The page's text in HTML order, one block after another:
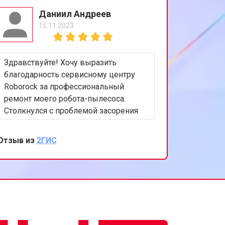
Даниил Андреев
15.11.2023
Здравствуйте! Хочу выразить
благодарность сервисному центру
Roborock за профессиональный
ремонт моего робота-пылесоса.
Столкнулся с проблемой засорения
фильтров, что существенно снижало
эффективность уборки. В сервисном
центре быстро диагностировали
проблему и провели качественный
внимательное отношение персонала
пылесос снова работает как новый.
из 2ГИС